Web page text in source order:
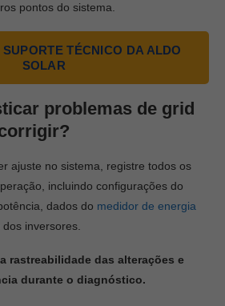
pontos do sistema.
TÉCNICO DA ALDO
SOLAR
problemas de grid
ajuste no sistema, registre todos os
incluindo configurações do
dados do medidor de energia
inversores.
rastreabilidade das alterações e
durante o diagnóstico.